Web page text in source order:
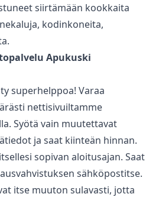
siirtämään kookkaita
kodinkoneita,
Apukuski
superhelppoa! Varaa
nettisivuiltamme
Syötä vain muutettavat
ja saat kiinteän hinnan.
sopivan aloitusajan. Saat
sähköpostitse.
itse muuton sulavasti, jotta